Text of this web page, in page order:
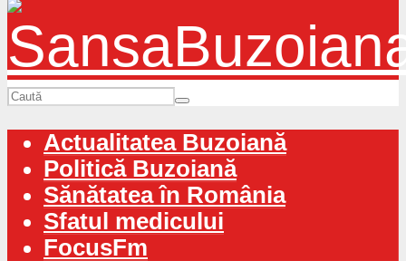
Actualitatea Buzoiană
Politică Buzoiană
Sănătatea în România
Sfatul medicului
FocusFm